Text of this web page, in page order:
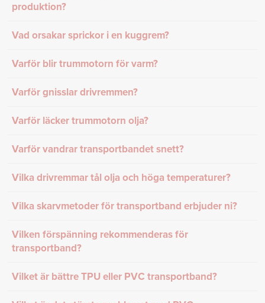
produktion?
Vad orsakar sprickor i en kuggrem?
Varför blir trummotorn för varm?
Varför gnisslar drivremmen?
Varför läcker trummotorn olja?
Varför vandrar transportbandet snett?
Vilka drivremmar tål olja och höga temperaturer?
Vilka skarvmetoder för transportband erbjuder ni?
Vilken förspänning rekommenderas för
transportband?
Vilket är bättre TPU eller PVC transportband?